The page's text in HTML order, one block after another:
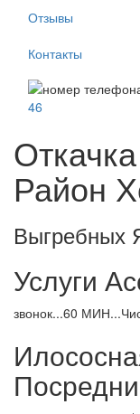
Отзывы
Контакты
46
Район
Выгребных
Услуги
звонок...60